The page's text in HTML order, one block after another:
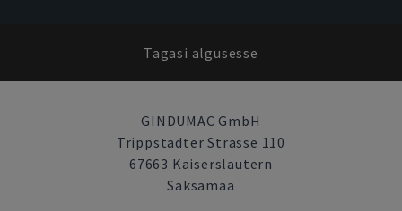
Tagasi algusesse
GINDUMAC GmbH
Trippstadter Strasse 110
67663 Kaiserslautern
Saksamaa